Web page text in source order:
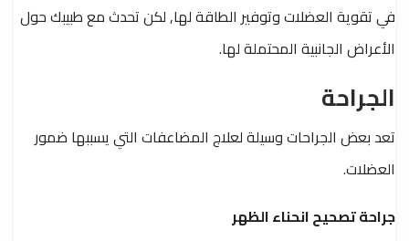
في تقوية العضلات وتوفير الطاقة لها, لكن تحدث مع طبيبك حول
الأعراض الجانبية المحتملة لها.
الجراحة
تعد بعض الجراحات وسيلة لعلاج المضاعفات التي يسببها ضمور
العضلات.
جراحة تصحيح انحناء الظهر